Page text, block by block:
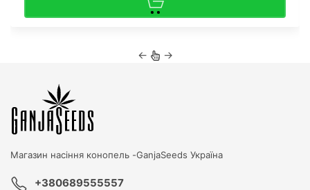
← →
Магазин насіння конопель -GanjaSeeds Україна
+380689555557